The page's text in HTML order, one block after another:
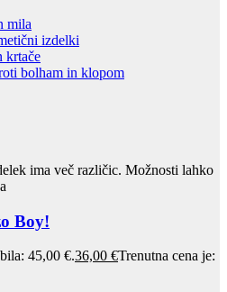
mila
izdelki
krtače
bolham in klopom
ima več različic. Možnosti lahko
Boy!
45,00 €.36,00 €Trenutna cena je: